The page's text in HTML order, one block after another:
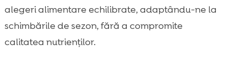
alegeri alimentare echilibrate, adaptându-ne la
schimbările de sezon, fără a compromite
calitatea nutrienților.